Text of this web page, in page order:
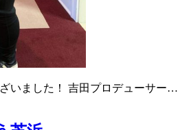
いました！ 吉田プロデューサー…